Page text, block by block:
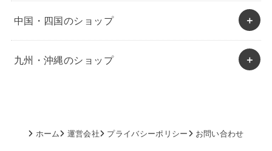
中国・四国のショップ
九州・沖縄のショップ
ホーム 運営会社 プライバシーポリシー お問い合わせ